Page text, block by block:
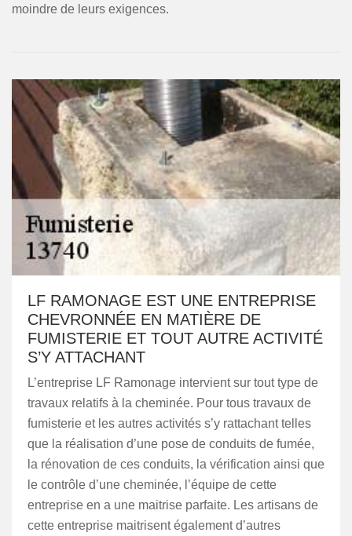
moindre de leurs exigences.
LF RAMONAGE EST UNE ENTREPRISE
CHEVRONNÉE EN MATIÈRE DE
FUMISTERIE ET TOUT AUTRE ACTIVITÉ
S’Y ATTACHANT
L’entreprise LF Ramonage intervient sur tout type de
travaux relatifs à la cheminée. Pour tous travaux de
fumisterie et les autres activités s’y rattachant telles
que la réalisation d’une pose de conduits de fumée,
la rénovation de ces conduits, la vérification ainsi que
le contrôle d’une cheminée, l’équipe de cette
entreprise en a une maitrise parfaite. Les artisans de
cette entreprise maitrisent également d’autres